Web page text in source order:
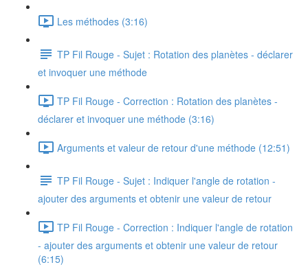
Les méthodes (3:16)
TP Fil Rouge - Sujet : Rotation des planètes - déclarer
et invoquer une méthode
TP Fil Rouge - Correction : Rotation des planètes -
déclarer et invoquer une méthode (3:16)
Arguments et valeur de retour d'une méthode (12:51)
TP Fil Rouge - Sujet : Indiquer l'angle de rotation -
ajouter des arguments et obtenir une valeur de retour
TP Fil Rouge - Correction : Indiquer l'angle de rotation
- ajouter des arguments et obtenir une valeur de retour
(6:15)